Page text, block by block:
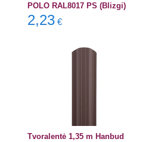
POLO RAL8017 PS (Blizgi)
2,23 €
Tvoralentė 1,35 m Hanbud